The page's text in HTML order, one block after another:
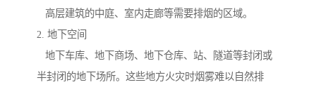
高层建筑的中庭、室内走廊等需要排烟的区域。
2. 地下空间
地下车库、地下商场、地下仓库、站、隧道等封闭或
半封闭的地下场所。这些地方火灾时烟雾难以自然排